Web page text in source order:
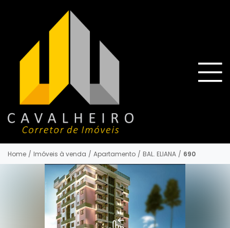
Home / Imóveis à venda / Apartamento / BAL. ELIANA / 690